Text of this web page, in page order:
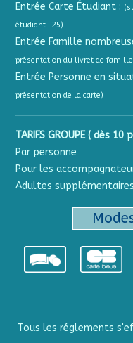
Entrée Carte Étudiant :
étudiant -25)
Entrée Famille
présentation du livret de
Entrée Personne en
présentation de la carte)
TARIFS GROUPE ( dès 10
Par personne
Pour les
Adultes supplémentaires
Tous les réglements